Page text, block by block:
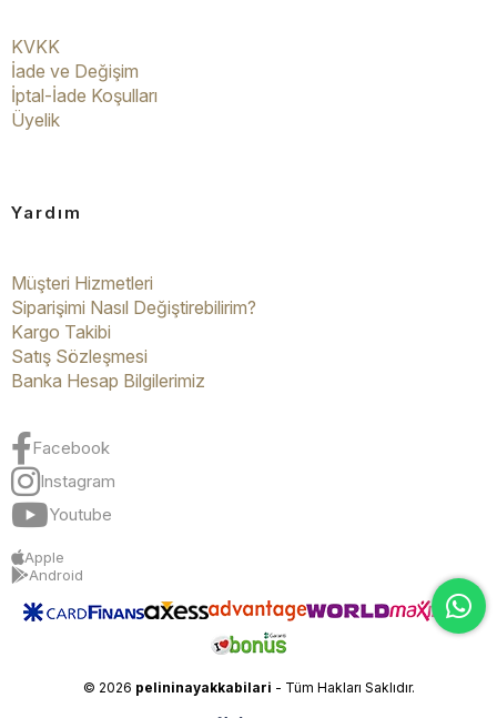
KVKK
İade ve Değişim
İptal-İade Koşulları
Üyelik
Yardım
Müşteri Hizmetleri
Siparişimi Nasıl Değiştirebilirim?
Kargo Takibi
Satış Sözleşmesi
Banka Hesap Bilgilerimiz
Facebook
Instagram
Youtube
Apple
Android
© 2026 pelininayakkabilari - Tüm Hakları Saklıdır.